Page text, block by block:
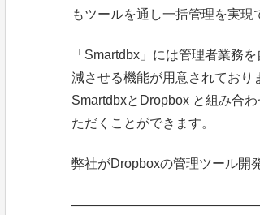
もツールを通し一括管理を実現
「Smartdbx」には管理者業務
減させる機能が用意されており
SmartdbxとDropbox と組み合
ただくことができます。
弊社がDropboxの管理ツール開